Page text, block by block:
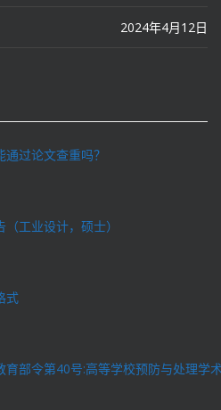
2024年4月12日
过论文查重吗？
工业设计，硕士）
式
育部令第40号:高等学校预防与处理学